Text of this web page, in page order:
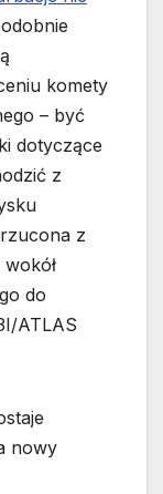
komety
– być
dotyczące
z
z
do
ATLAS
nowy